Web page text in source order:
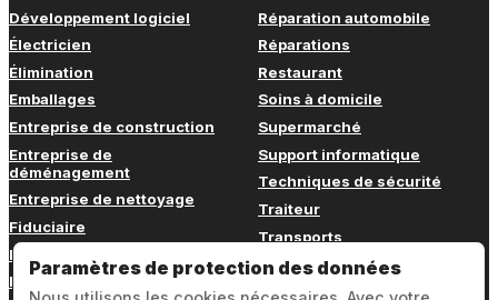
Développement logiciel
Électricien
Élimination
Emballages
Entreprise de construction
Entreprise de
déménagement
Entreprise de nettoyage
Fiduciaire
Fitness
Formation continue
Réparation automobile
Réparations
Restaurant
Soins à domicile
Supermarché
Support informatique
Techniques de sécurité
Traiteur
Transports
Vétérinaire
Paramètres de protection des données